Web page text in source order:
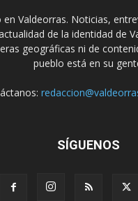
en Valdeorras. Noticias,
de la identidad de
geográficas ni de
pueblo está en su
SÍGUENOS